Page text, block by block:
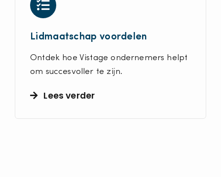
Lidmaatschap voordelen
Ontdek hoe Vistage ondernemers helpt
om succesvoller te zijn.
Lees verder